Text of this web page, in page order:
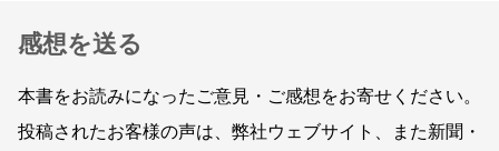
感想を送る
本書をお読みになったご意見・ご感想をお寄せください。
投稿されたお客様の声は、弊社ウェブサイト、また新聞・